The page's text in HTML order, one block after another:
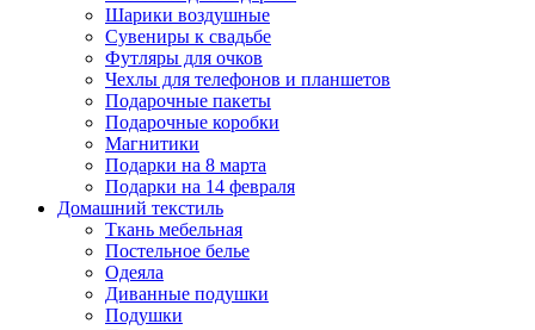
Шарики воздушные
Сувениры к свадьбе
Футляры для очков
Чехлы для телефонов и планшетов
Подарочные пакеты
Подарочные коробки
Магнитики
Подарки на 8 марта
Подарки на 14 февраля
Домашний текстиль
Ткань мебельная
Постельное белье
Одеяла
Диванные подушки
Подушки